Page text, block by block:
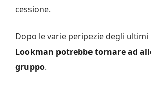
cessione.
Dopo le varie peripezie degli ultimi
Lookman potrebbe tornare ad
gruppo.